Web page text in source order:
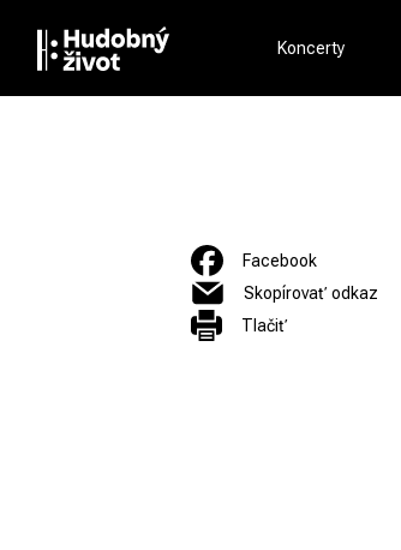
Koncerty
Facebook
Skopírovať odkaz
Tlačiť